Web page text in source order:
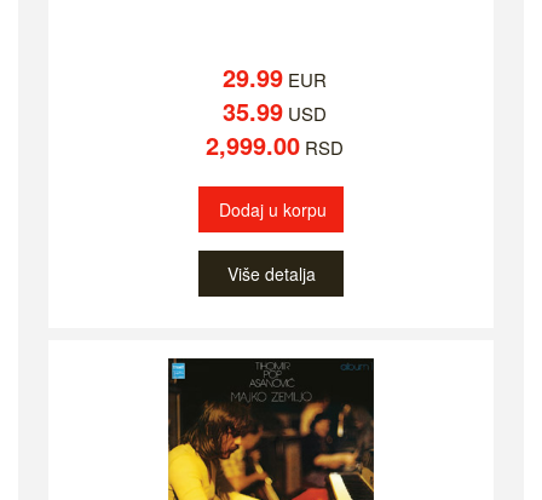
29.99EUR
35.99USD
2,999.00RSD
Dodaj u korpu
Više detalja